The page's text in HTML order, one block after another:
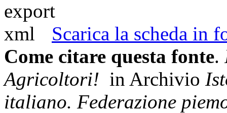
Scarica la scheda in
Come citare questa fonte.
Agricoltori! in Archivio
italiano. Federazione